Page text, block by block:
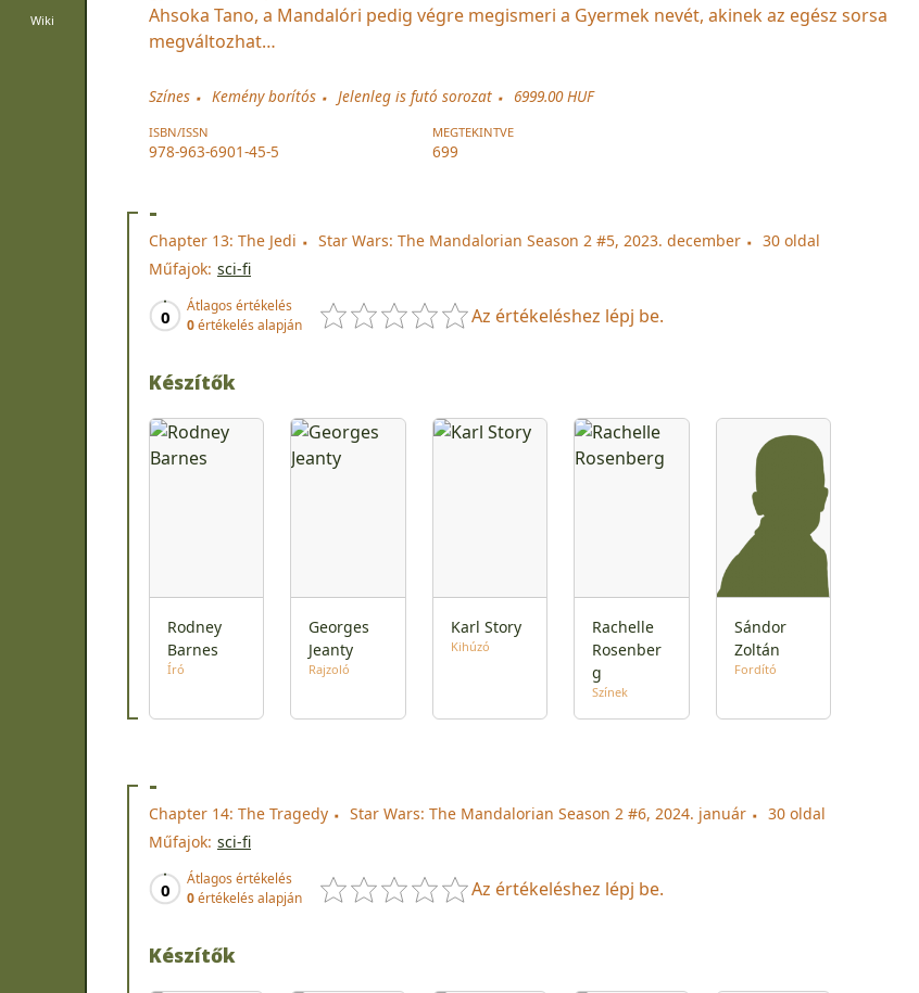
Wiki
Ahsoka Tano, a Mandalóri pedig végre megismeri a Gyermek nevét, akinek az egész sorsa
megváltozhat…
Színes Kemény borítós Jelenleg is futó sorozat 6999.00 HUF
ISBN/ISSN
978-963-6901-45-5
MEGTEKINTVE
699
-
Chapter 13: The Jedi Star Wars: The Mandalorian Season 2 #5, 2023. december
30 oldal
Műfajok: sci-fi
0
Átlagos értékelés
0értékelés alapján Az értékeléshez lépj be.
Készítők
Rodney
Barnes
Író
Georges
Jeanty
Rajzoló
Karl Story
Kihúzó
Rachelle
Rosenber
g
Színek
Sándor
Zoltán
Fordító
-
Chapter 14: The Tragedy Star Wars: The Mandalorian Season 2 #6, 2024. január
30 oldal
Műfajok: sci-fi
0
Átlagos értékelés
0értékelés alapján Az értékeléshez lépj be.
Készítők